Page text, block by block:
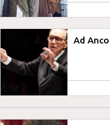
Ad